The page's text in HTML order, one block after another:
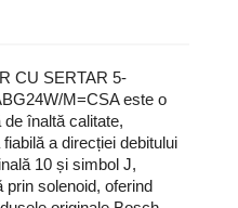
CU SERTAR 5-
M=CSA este o
înaltă calitate,
a direcției debitului
10 și simbol J,
solenoid, oferind